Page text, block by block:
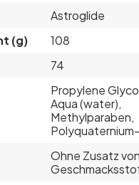
Astroglide
(g)
108
74
Propylene
Aqua (water),
Methylparaben,
Ohne Zusatz von